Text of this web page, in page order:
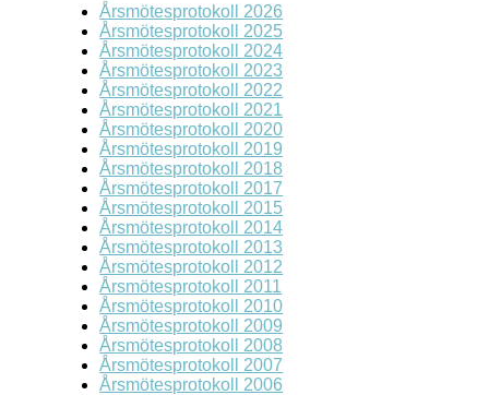
Årsmötesprotokoll 2026
Årsmötesprotokoll 2025
Årsmötesprotokoll 2024
Årsmötesprotokoll 2023
Årsmötesprotokoll 2022
Årsmötesprotokoll 2021
Årsmötesprotokoll 2020
Årsmötesprotokoll 2019
Årsmötesprotokoll 2018
Årsmötesprotokoll 2017
Årsmötesprotokoll 2015
Årsmötesprotokoll 2014
Årsmötesprotokoll 2013
Årsmötesprotokoll 2012
Årsmötesprotokoll 2011
Årsmötesprotokoll 2010
Årsmötesprotokoll 2009
Årsmötesprotokoll 2008
Årsmötesprotokoll 2007
Årsmötesprotokoll 2006